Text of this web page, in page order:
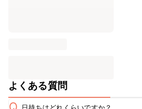
よくある質問
日持ちはどれくらいですか？